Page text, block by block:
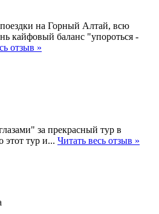
на Горный Алтай, всю
кайфовый баланс "упороться -
отзыв »
за прекрасный тур в
этот тур и... Читать весь отзыв »